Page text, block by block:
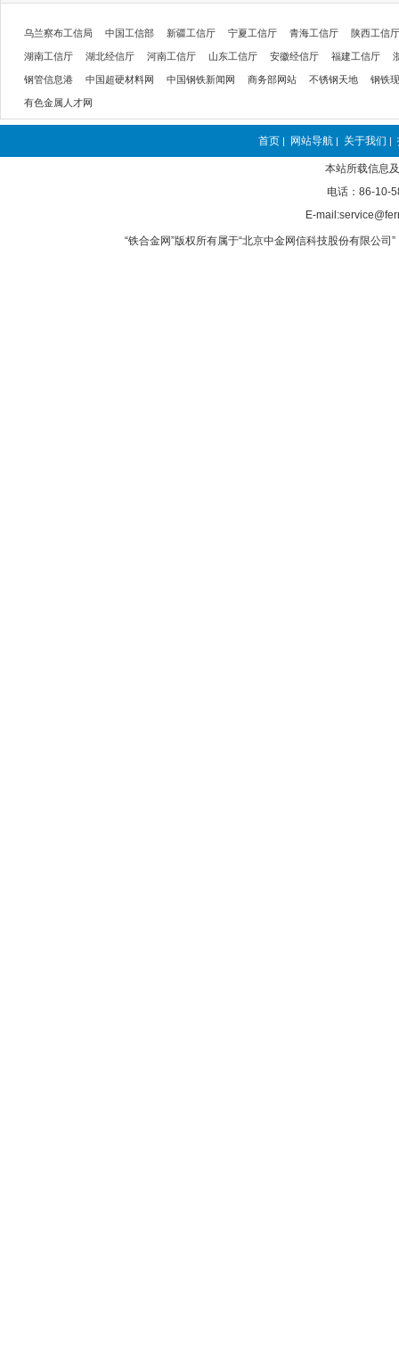
乌兰察布工信局 中国工信部 新疆工信厅 宁夏工信厅 青海工信厅 陕西工信厅
湖南工信厅 湖北经信厅 河南工信厅 山东工信厅 安徽经信厅 福建工信厅
钢管信息港 中国超硬材料网 中国钢铁新闻网 商务部网站 不锈钢天地 钢铁
有色金属人才网
首页 | 网站导航 | 关于我们 |
本站所载信息
电话：86-10-
E-
“铁合金网”版权所有属于“北京中金网信科技股份有限公司